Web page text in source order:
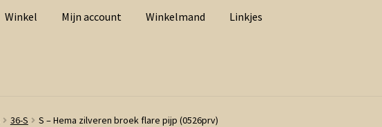
Winkel Mijn account Winkelmand Linkjes
36-S S – Hema zilveren broek flare pijp (0526prv)